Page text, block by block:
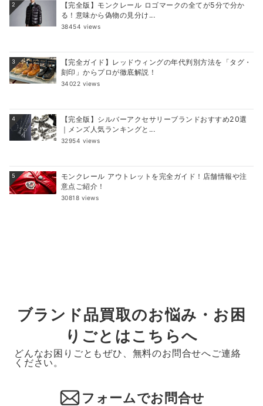
2
【完全版】モンクレール ロゴマークの全てが5分で分か
る！意味から偽物の見分け...
38454 views
3
【完全ガイド】レッドウィングの年代判別方法を「タグ・
刻印」からプロが徹底解説！
34022 views
4
【完全版】シルバーアクセサリーブランドおすすめ20選
｜メンズ人気ランキングと...
32954 views
5
モンクレール アウトレットを完全ガイド！店舗情報や注
意点ご紹介！
30818 views
ブランド品買取のお悩み・お困
りごとはこちらへ
どんなお困りごともぜひ、無料のお問合せへご連絡
ください。
フォームでお問合せ